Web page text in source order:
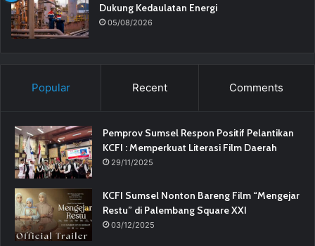
Dukung Kedaulatan Energi
05/08/2026
Popular Recent Comments
Pemprov Sumsel Respon Positif Pelantikan
KCFI : Memperkuat Literasi Film Daerah
29/11/2025
KCFI Sumsel Nonton Bareng Film “Mengejar
Restu” di Palembang Square XXI
03/12/2025